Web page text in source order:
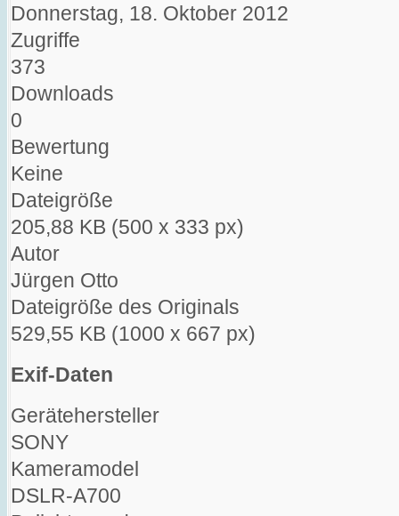
Donnerstag, 18. Oktober 2012
Zugriffe
373
Downloads
0
Bewertung
Keine
Dateigröße
205,88 KB (500 x 333 px)
Autor
Jürgen Otto
Dateigröße des Originals
529,55 KB (1000 x 667 px)
Exif-Daten
Gerätehersteller
SONY
Kameramodel
DSLR-A700